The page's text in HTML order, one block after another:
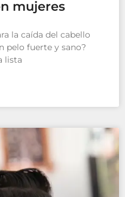
mujeres
la caída del cabello
pelo fuerte y sano?
lista